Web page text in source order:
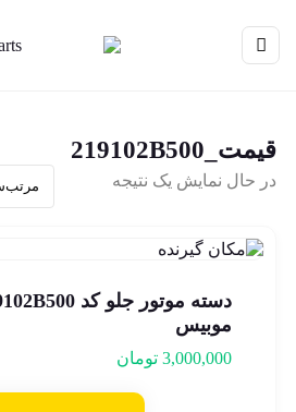
قیمت_219102B500
در حال نمایش یک نتیجه
موبیس
3,000,000 تومان